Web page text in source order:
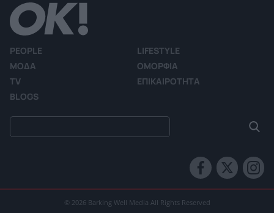
PEOPLE
LIFESTYLE
ΜΟΔΑ
ΟΜΟΡΦΙΑ
TV
ΕΠΙΚΑΙΡΟΤΗΤΑ
BLOGS
© 2026 Barking Well Media All Rights Reserved